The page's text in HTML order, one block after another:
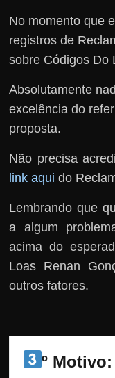
No momento que
registros de
sobre Códigos Do
Absolutamente
excelência do
proposta.
Não precisa
link aqui do
Lembrando que
a algum
acima do
Loas Renan
outros fatores.
º